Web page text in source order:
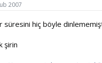
2007
süresini hiç böyle
şirin